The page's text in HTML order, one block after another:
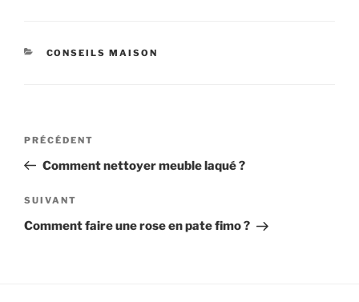
CATÉGORIES
CONSEILS MAISON
Navigation
l’article
Article
précédent
PRÉCÉDENT
Comment nettoyer meuble laqué ?
Article
suivant
SUIVANT
Comment faire une rose en pate fimo ?